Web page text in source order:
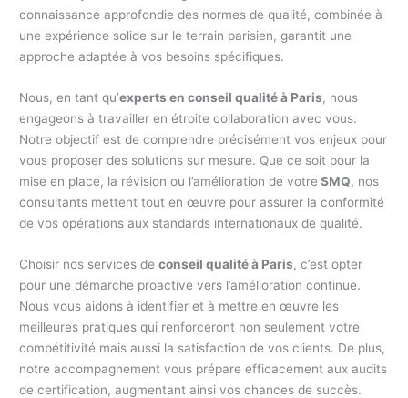
connaissance approfondie des normes de qualité, combinée à
une expérience solide sur le terrain parisien, garantit une
approche adaptée à vos besoins spécifiques.
Nous, en tant qu’experts en conseil qualité à Paris, nous
engageons à travailler en étroite collaboration avec vous.
Notre objectif est de comprendre précisément vos enjeux pour
vous proposer des solutions sur mesure. Que ce soit pour la
mise en place, la révision ou l’amélioration de votre SMQ, nos
consultants mettent tout en œuvre pour assurer la conformité
de vos opérations aux standards internationaux de qualité.
Choisir nos services deconseil qualité à Paris, c’est opter
pour une démarche proactive vers l’amélioration continue.
Nous vous aidons à identifier et à mettre en œuvre les
meilleures pratiques qui renforceront non seulement votre
compétitivité mais aussi la satisfaction de vos clients. De plus,
notre accompagnement vous prépare efficacement aux audits
de certification, augmentant ainsi vos chances de succès.